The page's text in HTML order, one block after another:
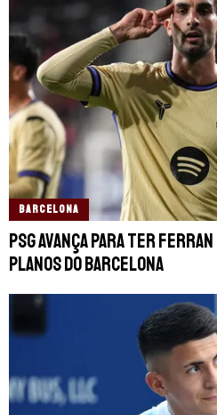
BARCELONA
PSG avança para ter
planos do Barcelona